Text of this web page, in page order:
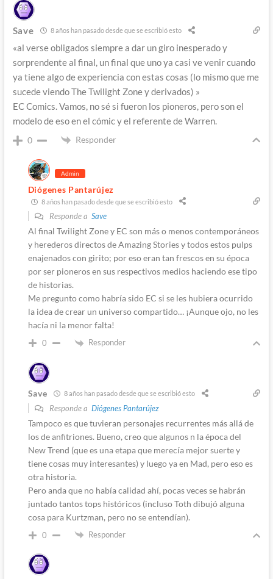
Save 8 años han pasado desde que se escribió esto
«al verse obligados siempre a dar un giro inesperado y
sorprendente al final, un final que uno ya casi ve venir cuando
ya tiene algo de experiencia con estas cosas (lo mismo que me
sucede viendo The Twilight Zone y derivados) »
EC Comics. Vamos, no sé si fueron los pioneros, pero son el
modelo de eso en el cómic y el referente de Warren.
0 Responder
Admin
Diógenes Pantarújez
8 años han pasado desde que se escribió esto
Responde a Save
Al final Twilight Zone y EC son más o menos contemporáneos
y herederos directos de Amazing Stories y todos estos pulps
enajenados con girito; por eso eran tan frescos en su época
por ser pioneros en sus respectivos medios haciendo ese tipo
de historias.
Me pregunto como habría sido EC si se les hubiera ocurrido
la idea de crear un universo compartido… ¡Aunque ojo, no les
hacía ni la menor falta!
0 Responder
Save 8 años han pasado desde que se escribió esto
Responde a Diógenes Pantarújez
Tampoco es que tuvieran personajes recurrentes más allá de
los de anfitriones. Bueno, creo que algunos n la época del
New Trend (que es una etapa que merecía mejor suerte y
tiene cosas muy interesantes) y luego ya en Mad, pero eso es
otra historia.
Pero anda que no había calidad ahí, pocas veces se habrán
juntado tantos tops históricos (incluso Toth dibujó alguna
cosa para Kurtzman, pero no se entendían).
0 Responder